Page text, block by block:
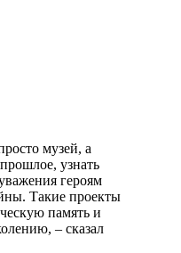
музей, а
узнать
героям
Такие проекты
память и
– сказал